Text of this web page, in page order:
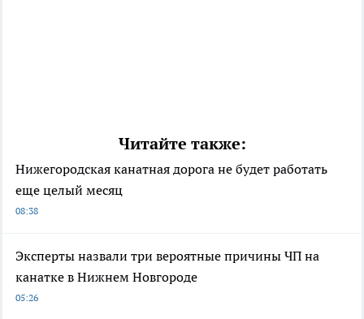
Читайте также:
Нижегородская канатная дорога не будет работать
еще целый месяц
08:38
Эксперты назвали три вероятные причины ЧП на
канатке в Нижнем Новгороде
05:26